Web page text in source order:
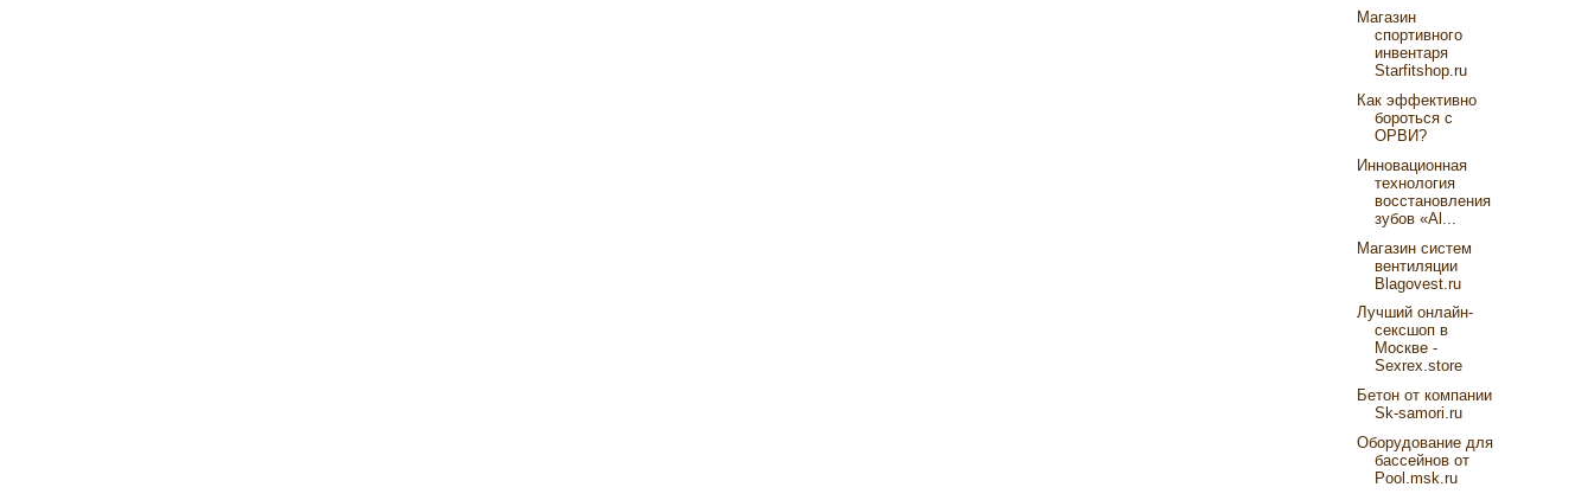
Магазин
спортивного
инвентаря
Starfitshop.ru
Как эффективно
бороться с
ОРВИ?
Инновационная
технология
восстановления
зубов «Al...
Магазин систем
вентиляции
Blagovest.ru
Лучший онлайн-
сексшоп в
Москве -
Sexrex.store
Бетон от компании
Sk-samori.ru
Оборудование для
бассейнов от
Pool.msk.ru